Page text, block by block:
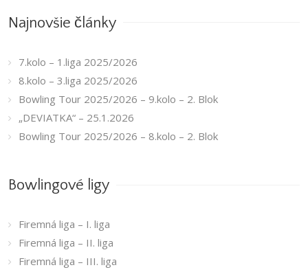
Najnovšie články
7.kolo – 1.liga 2025/2026
8.kolo – 3.liga 2025/2026
Bowling Tour 2025/2026 – 9.kolo – 2. Blok
„DEVIATKA“ – 25.1.2026
Bowling Tour 2025/2026 – 8.kolo – 2. Blok
Bowlingové ligy
Firemná liga – I. liga
Firemná liga – II. liga
Firemná liga – III. liga